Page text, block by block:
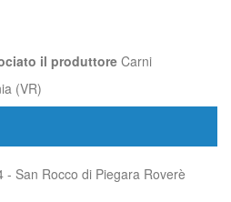
il produttore Carni
(VR)
- San Rocco di Piegara Roverè